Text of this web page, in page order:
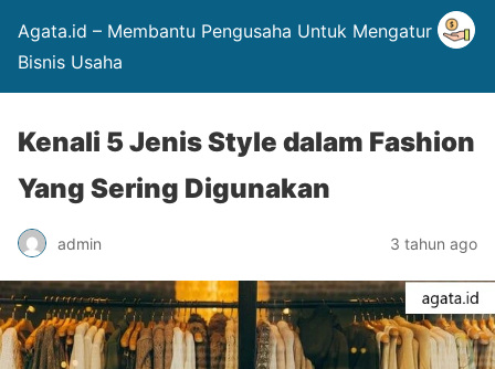
Agata.id – Membantu Pengusaha Untuk Mengatur
Bisnis Usaha
Kenali 5 Jenis Style dalam Fashion
Yang Sering Digunakan
admin 3 tahun ago